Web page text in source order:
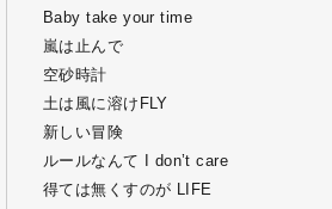
Baby take your time
嵐は止んで
空砂時計
土は風に溶けFLY
新しい冒険
ルールなんて I don’t care
得ては無くすのが LIFE